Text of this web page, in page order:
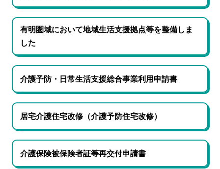
有明圏域において地域生活支援拠点等を整備しま
した
介護予防・日常生活支援総合事業利用申請書
居宅介護住宅改修（介護予防住宅改修）
介護保険被保険者証等再交付申請書